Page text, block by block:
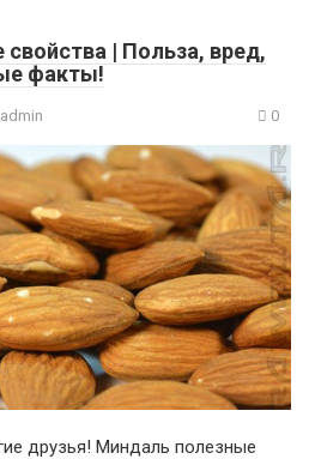
| Польза, вред,
факты!
admin 0
друзья! Миндаль полезные